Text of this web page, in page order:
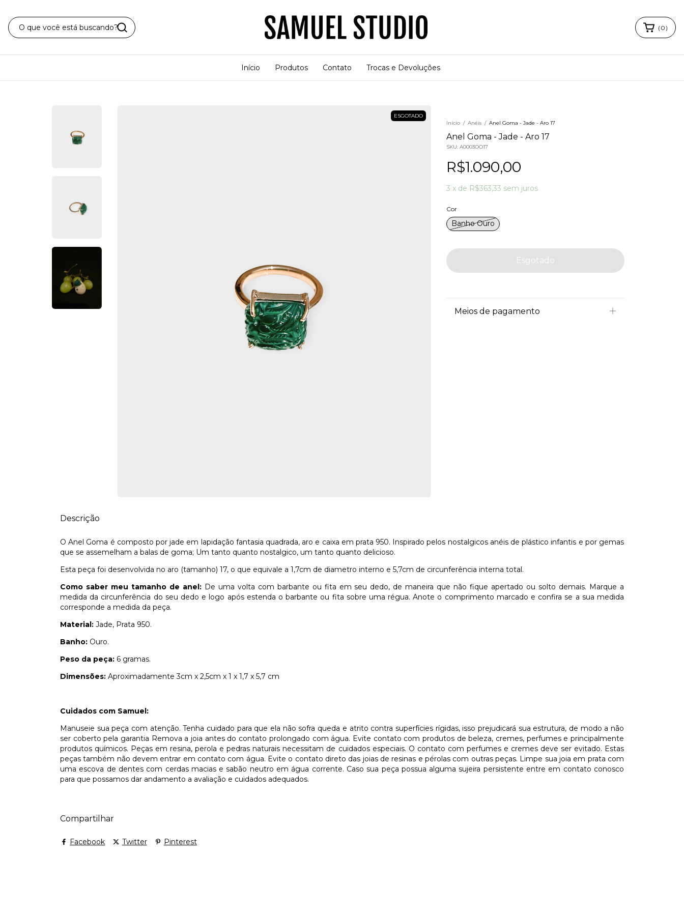
( 0 )
Início Produtos Contato Trocas e Devoluções
ESGOTADO
Início / Anéis / Anel Goma - Jade - Aro 17
Anel Goma - Jade - Aro 17
SKU: A0003OO17
R$1.090,00
3 x de R$363,33 sem juros
Cor
Banho Ouro
Meios de pagamento
Descrição
O Anel Goma é composto por jade em lapidação fantasia quadrada, aro e caixa em prata 950. Inspirado pelos nostalgicos anéis de plástico infantis e por gemas
que se assemelham a balas de goma; Um tanto quanto nostalgico, um tanto quanto delicioso.
Esta peça foi desenvolvida no aro (tamanho) 17, o que equivale a 1,7cm de diametro interno e 5,7cm de circunferência interna total.
Como saber meu tamanho de anel:De uma volta com barbante ou fita em seu dedo, de maneira que não fique apertado ou solto demais. Marque a
medida da circunferência do seu dedo e logo após estenda o barbante ou fita sobre uma régua. Anote o comprimento marcado e confira se a sua medida
corresponde a medida da peça.
Material: Jade, Prata 950.
Banho: Ouro.
Peso da peça: 6 gramas.
Dimensões: Aproximadamente 3cm x 2,5cm x 1 x 1,7 x 5,7 cm
Cuidados com Samuel:
Manuseie sua peça com atenção. Tenha cuidado para que ela não sofra queda e atrito contra superfícies rígidas, isso prejudicará sua estrutura, de modo a não
ser coberto pela garantia Remova a joia antes do contato prolongado com água. Evite contato com produtos de beleza, cremes, perfumes e principalmente
produtos químicos. Peças em resina, perola e pedras naturais necessitam de cuidados especiais. O contato com perfumes e cremes deve ser evitado. Estas
peças também não devem entrar em contato com água. Evite o contato direto das joias de resinas e pérolas com outras peças. Limpe sua joia em prata com
uma escova de dentes com cerdas macias e sabão neutro em água corrente. Caso sua peça possua alguma sujeira persistente entre em contato conosco
para que possamos dar andamento a avaliação e cuidados adequados.
Compartilhar
Facebook Twitter Pinterest